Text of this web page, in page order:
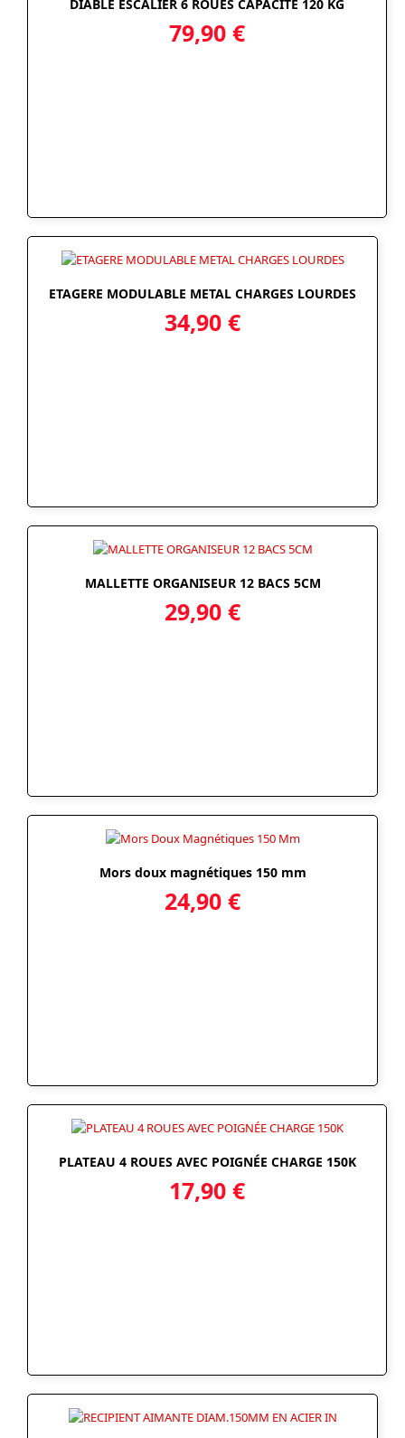
DIABLE ESCALIER 6 ROUES CAPACITÉ 120 KG
79,90 €
ETAGERE MODULABLE METAL CHARGES LOURDES
34,90 €
MALLETTE ORGANISEUR 12 BACS 5CM
29,90 €
Mors doux magnétiques 150 mm
24,90 €
PLATEAU 4 ROUES AVEC POIGNÉE CHARGE 150K
17,90 €